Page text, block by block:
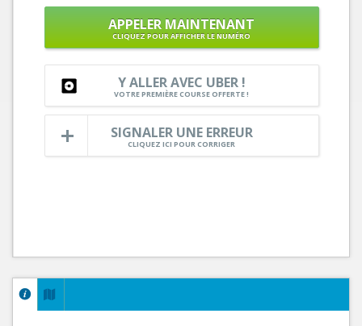
APPELER MAINTENANT
CLIQUEZ POUR AFFICHER LE NUMÉRO
Y ALLER AVEC UBER !
VOTRE PREMIÈRE COURSE OFFERTE !
SIGNALER UNE ERREUR
CLIQUEZ ICI POUR CORRIGER